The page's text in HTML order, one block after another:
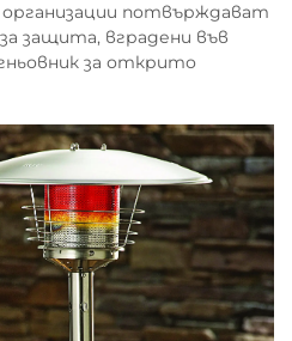
потвърждават
защита, вградени във
за открито